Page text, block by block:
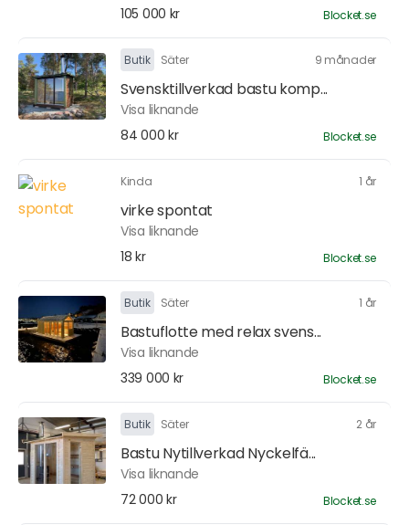
105 000 kr
Blocket.se
Butik Säter 9 månader
Svensktillverkad bastu komp...
Visa liknande
84 000 kr
Blocket.se
Kinda 1 år
virke spontat
Visa liknande
18 kr
Blocket.se
Butik Säter 1 år
Bastuflotte med relax svens...
Visa liknande
339 000 kr
Blocket.se
Butik Säter 2 år
Bastu Nytillverkad Nyckelfä...
Visa liknande
72 000 kr
Blocket.se